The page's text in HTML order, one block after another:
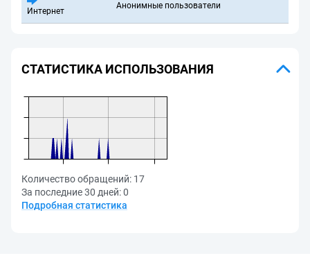
Интернет
Анонимные пользователи
СТАТИСТИКА ИСПОЛЬЗОВАНИЯ
Количество обращений: 17
За последние 30 дней:0
Подробная статистика